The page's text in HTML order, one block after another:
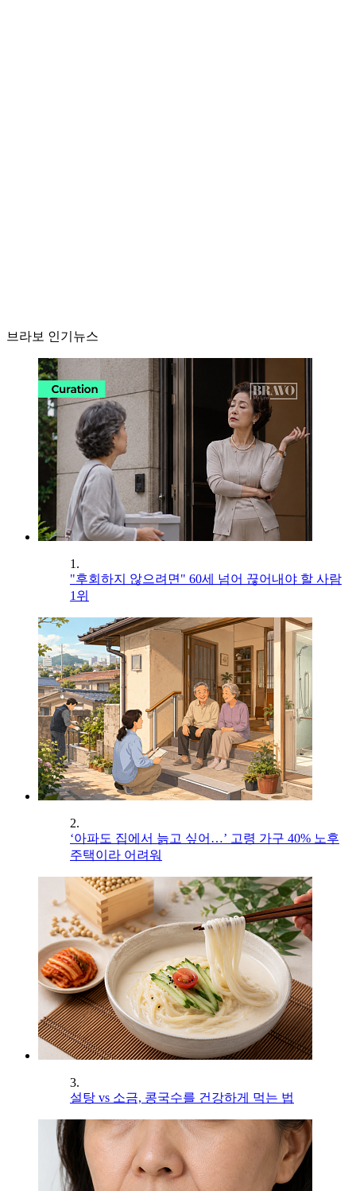
브라보 인기뉴스
1.
"후회하지 않으려면" 60세 넘어 끊어내야 할 사람
1위
2.
‘아파도 집에서 늙고 싶어…’ 고령 가구 40% 노후
주택이라 어려워
3.
설탕 vs 소금, 콩국수를 건강하게 먹는 법